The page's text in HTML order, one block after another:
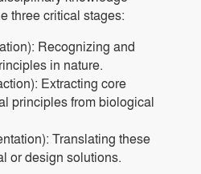
three critical stages:
Recognizing and
in nature.
Extracting core
principles from biological
Translating these
or design solutions.